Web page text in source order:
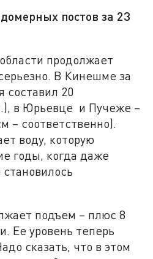
постов за 23
продолжает
В Кинешме за
составил 20
в Юрьевце и Пучеже –
– соответственно).
воду, которую
годы, когда даже
подъем – плюс 8
Ее уровень теперь
сказать, что в этом